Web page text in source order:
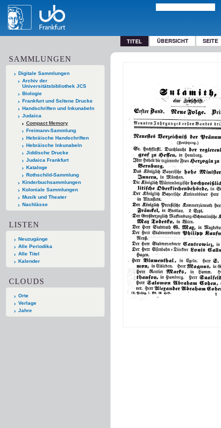
TITEL ÜBERSICHT SEITE
SAMMLUNGEN
Digitale Sammlungen
Archiv der
Universitätsbibliothek JCS
Biologie
Frankfurt und Seltene Drucke
Handschriften und Inkunabeln
Judaica
Compact Memory
Freimann-Sammlung
Hebräische Handschriften
Hebräische Inkunabeln
Jiddische Drucke
Judaica Frankfurt
Kataloge
Rothschild-Sammlung
Kinderbuchsammlungen
Koloniale Sammlungen
Musik und Theater
Nachlässe
LISTEN
Neuzugänge
Alle Periodika
Alle Titel
Kalender
CLOUDS
Orte
Verlage
Jahre